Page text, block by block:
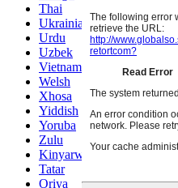
Thai
Ukrainian
Urdu
Uzbek
Vietnamese
Welsh
Xhosa
Yiddish
Yoruba
Zulu
Kinyarwanda
Tatar
Oriya